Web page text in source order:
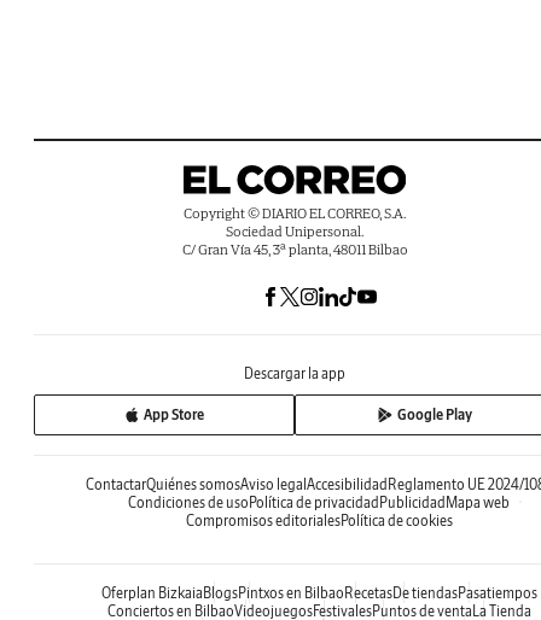
Copyright © DIARIO EL CORREO, S.A.
Sociedad Unipersonal.
C/ Gran Vía 45, 3ª planta, 48011 Bilbao
Descargar la app
App Store Google Play
ContactarQuiénes somosAviso legal Accesibilidad Reglamento UE 2024/
Condiciones de uso Política de privacidad Publicidad Mapa web
Compromisos editorialesPolítica de cookies
Oferplan Bizkaia BlogsPintxos en Bilbao RecetasDe tiendasPasatiempos
Conciertos en BilbaoVideojuegosFestivalesPuntos de venta La Tienda